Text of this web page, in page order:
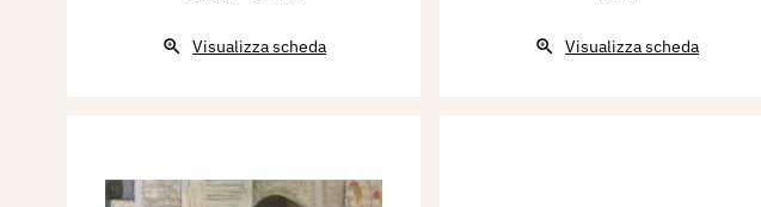
Visualizza scheda Visualizza scheda